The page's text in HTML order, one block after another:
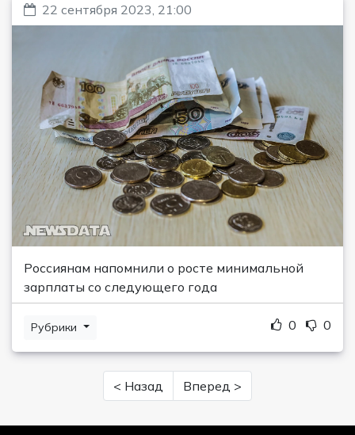
22 сентября 2023, 21:00
Россиянам напомнили о росте минимальной
зарплаты со следующего года
Рубрики 0 0
< Назад Вперед >